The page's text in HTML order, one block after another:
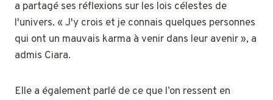
a partagé ses réflexions sur les lois célestes de
l'univers. « J'y crois et je connais quelques personnes
qui ont un mauvais karma à venir dans leur avenir », a
admis Ciara.
Elle a également parlé de ce que l’on ressent en